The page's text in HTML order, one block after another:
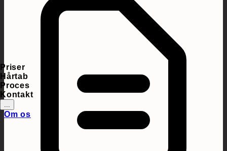
Priser
Hårtab
Proces
Kontakt
...
Om os